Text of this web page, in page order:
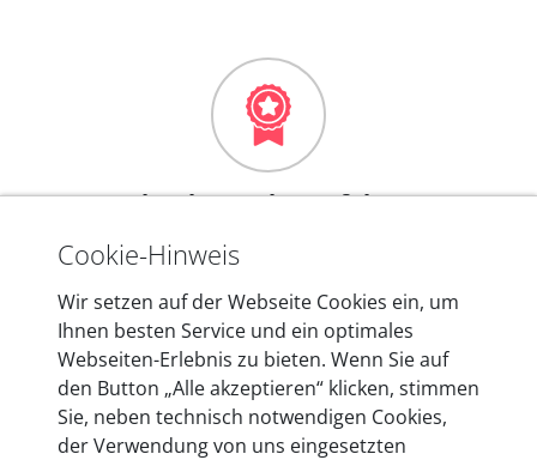
Mehr als 10 Jahre Erfahrung
In den Kfz-Diagnosegeräten von autoaid stecken
entwickeln wir unsere Produkte am Standort in
Berlin laufend weiter. Auf diese Qualität vertrauen
heute mehr als 60.000 Privatkunden und
Unternehmen.
Cookie-Hinweis
Wir setzen auf der Webseite Cookies ein, um
Ihnen besten Service und ein optimales
Webseiten-Erlebnis zu bieten. Wenn Sie auf
den Button „Alle akzeptieren“ klicken, stimmen
Sie, neben technisch notwendigen Cookies,
der Verwendung von uns eingesetzten